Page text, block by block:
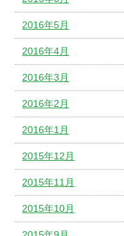
2016年5月
2016年4月
2016年3月
2016年2月
2016年1月
2015年12月
2015年11月
2015年10月